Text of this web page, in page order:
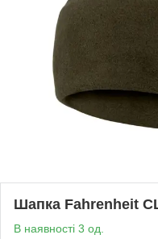
Шапка Fahrenheit
В наявності 3 од.